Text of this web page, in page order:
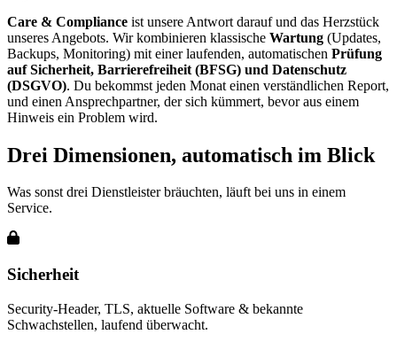
Care & Compliance ist unsere Antwort darauf und das Herzstück
unseres Angebots. Wir kombinieren klassische Wartung (Updates,
Backups, Monitoring) mit einer laufenden, automatischen Prüfung
auf Sicherheit, Barrierefreiheit (BFSG) und Datenschutz
(DSGVO). Du bekommst jeden Monat einen verständlichen Report,
und einen Ansprechpartner, der sich kümmert, bevor aus einem
Hinweis ein Problem wird.
Drei Dimensionen, automatisch im Blick
Was sonst drei Dienstleister bräuchten, läuft bei uns in einem
Service.
Sicherheit
Security-Header, TLS, aktuelle Software & bekannte
Schwachstellen, laufend überwacht.